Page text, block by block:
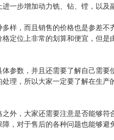
步增加动力铣、钻、镗，以及
，而且销售的价格也是参差不
定位上非常的划算和便宜，但
数，并且还需要了解自己需要
理，所以大家一定要了解在生
，大家还需要注意是否能够符
，对于售后的各种问题也能够